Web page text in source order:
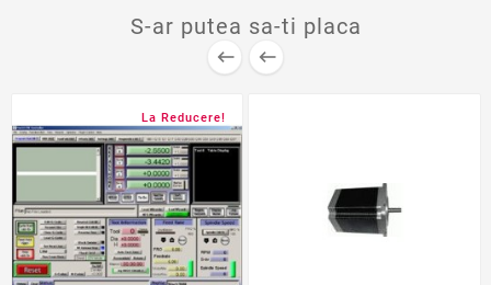
S-ar putea sa-ti placa
 
La Reducere!